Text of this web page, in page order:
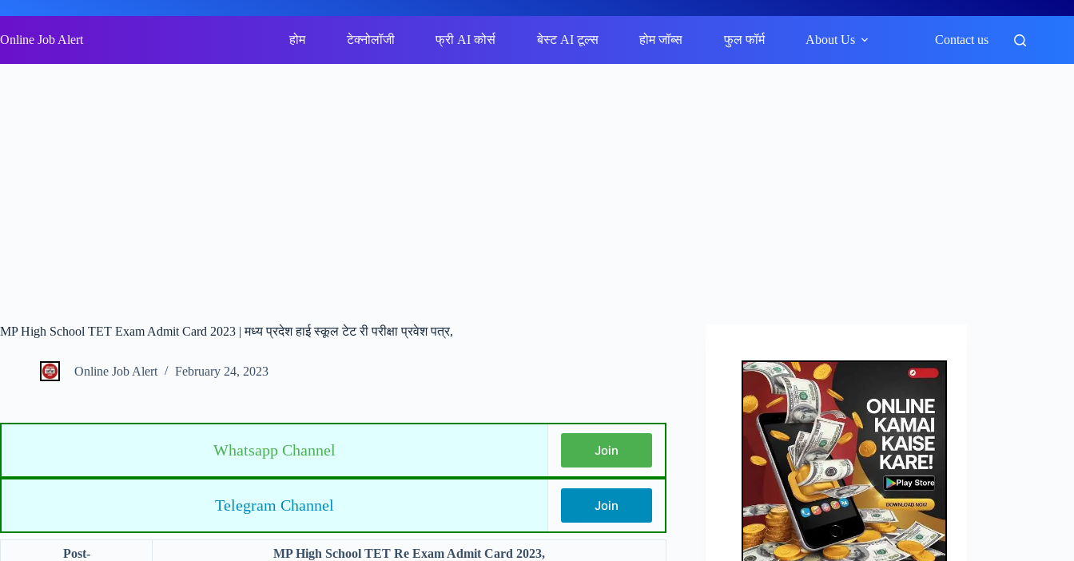
to
content
Online Job Alert होम टेक्नोलॉजी फ्री AI कोर्स बेस्ट AI टूल्स होम जॉब्स फुल फॉर्म About Us Contact us
MP High School TET Exam Admit Card 2023 | मध्य प्रदेश हाई स्कूल टेट री परीक्षा प्रवेश पत्र,
Online Job Alert February 24, 2023
Whatsapp Channel Join
Telegram Channel Join
Post- MP High School TET Re Exam Admit Card 2023,